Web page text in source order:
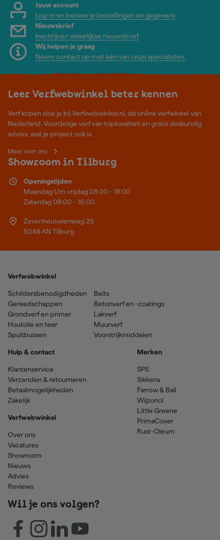
Jouw account
Log-in en beheer je bestellingen en gegevens
Nieuwsbrief
Inschrijven wekelijkse nieuwsbrief
Wij helpen je graag
Neem contact op met één van onze specialisten.
Leer Verfwebwinkel beter kennen
Verf kopen doe je bij Verfwebwinkel.nl, dé online verfwinkel van
Nederland. Voordelige verf van topkwaliteit en gratis deskundig
advies, wat je project ook is.
Meer over ons
Showroom in Tilburg
Openingstijden
Maandag t/m vrijdag 08:00 - 18:00
Zaterdag 08:00 - 16:00
Zevenheuvelenweg 25
5048 AN Tilburg
Verfwebwinkel
Schildersbenodigdheden
Gereedschappen
Grondverf en primer
Houtolie en teer
Spuitbussen
Beits
Betonverf en -coatings
Lakverf
Muurverf
Voorstrijkmiddelen
Hulp & contact
Klantenservice
Verzenden & retourneren
Betaalmogelijkheden
Zakelijk
Verfwebwinkel
Over ons
Vacatures
Showroom
Nieuws
Advies
Reviews
Merken
SPS
Sikkens
Farrow & Ball
Wijzonol
Little Greene
PrimaCover
Rust-Oleum
Wil je ons volgen?